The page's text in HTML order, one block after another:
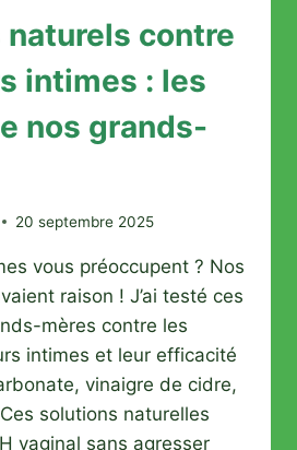
naturels contre
intimes : les
nos grands-
20 septembre 2025
vous préoccupent ? Nos
raison ! J’ai testé ces
mères contre les
intimes et leur efficacité
vinaigre de cidre,
solutions naturelles
vaginal sans agresser